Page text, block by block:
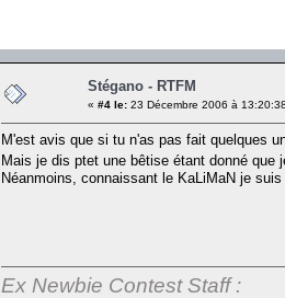
Stégano - RTFM
« #4 le: 23 Décembre 2006 à
M'est avis que si tu n'as pas fait quelques
Mais je dis ptet une bêtise étant donné
Néanmoins, connaissant le KaLiMaN je
Ex Newbie Contest Staff :